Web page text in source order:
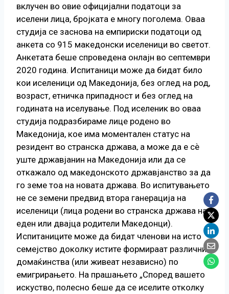
вклучен во овие официјални податоци за
иселени лица, бројката е многу поголема. Оваа
студија се заснова на емпириски податоци од
анкета со 915 македонски иселеници во светот.
Анкетата беше спроведена онлајн во септември
2020 година. Испитаници може да бидат било
кои иселеници од Македонија, без оглед на род,
возраст, етничка припадност и без оглед на
годината на иселување. Под иселеник во оваа
студија подразбираме лице родено во
Македонија, кое има моментален статус на
резидент во странска држава, а може да е сѐ
уште државјанин на Македонија или да се
откажало од македонското државјанство за да
го земе тоа на новата држава. Во испитувањето
не се земени предвид втора ганерација на
иселеници (лица родени во странска држава на
еден или двајца родители Македонци).
Испитаниците може да бидат членови на исто
семејство доколку истите формираат различни
домаќинства (или живеат независно) по
емигрирањето. На прашањето „Според вашето
искуство, полесно беше да се иселите отколку